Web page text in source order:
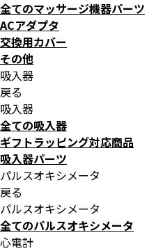
全てのマッサージ機器パーツ
ACアダプタ
交換用カバー
その他
吸入器
戻る
吸入器
全ての吸入器
ギフトラッピング対応商品
吸入器パーツ
パルスオキシメータ
戻る
パルスオキシメータ
全てのパルスオキシメータ
心電計